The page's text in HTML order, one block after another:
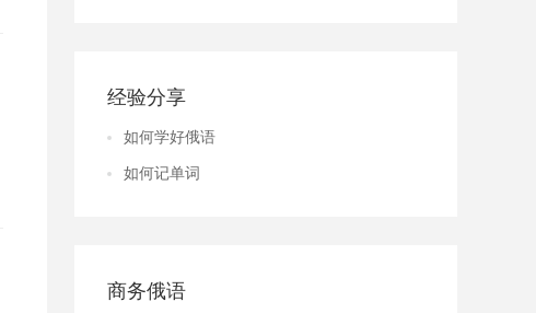
经验分享
如何学好俄语
如何记单词
商务俄语